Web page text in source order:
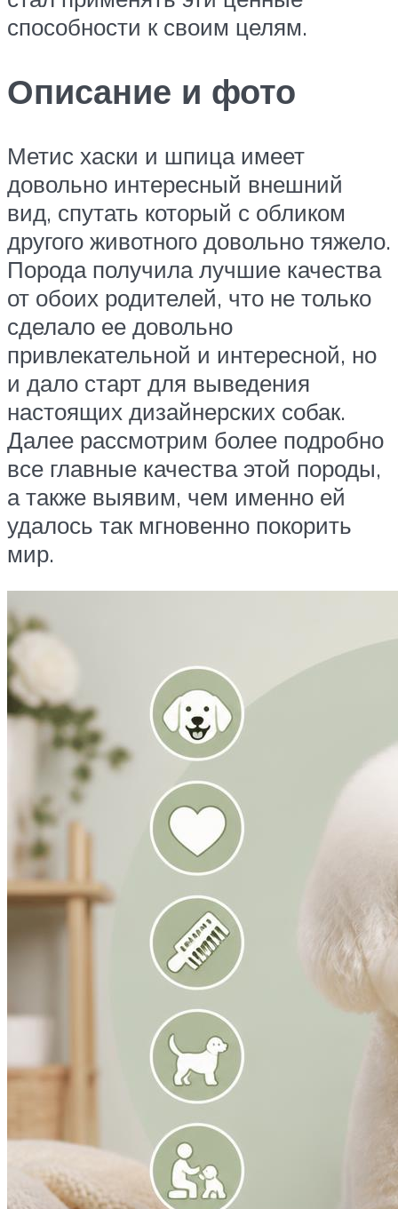
способности к своим целям.
Описание и фото
Метис хаски и шпица имеет
довольно интересный внешний
вид, спутать который с обликом
другого животного довольно тяжело.
Порода получила лучшие качества
от обоих родителей, что не только
сделало ее довольно
привлекательной и интересной, но
и дало старт для выведения
настоящих дизайнерских собак.
Далее рассмотрим более подробно
все главные качества этой породы,
а также выявим, чем именно ей
удалось так мгновенно покорить
мир.